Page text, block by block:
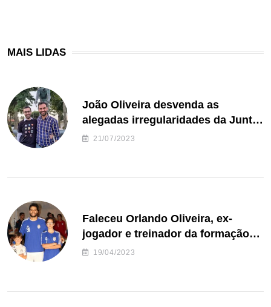
MAIS LIDAS
João Oliveira desvenda as
alegadas irregularidades da Junta
de Freguesia S. João de Ver
21/07/2023
Faleceu Orlando Oliveira, ex-
jogador e treinador da formação
de andebol do Feirense
19/04/2023